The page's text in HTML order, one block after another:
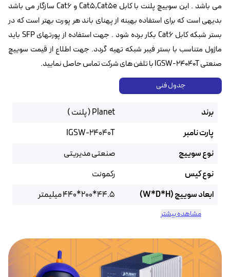
می باشد . این سوییچ پلنت با کابل Cat5,Cat5e و Cat6 سازگار می باشد
بدیهی است که برای استفاده بهینه از پهنای باند هر پورت بهتر است که در
بستر شبکه کابل Cat6 بکار برده شود . جهت استفاده از پورتهای SFP باید
ماژول متناسب با بستر فیبر شبکه تهیه گردد. جهت اطلاع از قیمت سوییچ
صنعتی IGSW-24040T با تلفن های شرکت تماس حاصل نمایید.
جدول فنی
برند
Planet ( پلنت )
پارت نامبر
IGSW-24040T
نوع سوییچ
صنعتی مدیریتی
نوع کیس
رکمونت
ابعاد سوییچ (W*D*H)
44.5*200*440 میلیمتر
مشاهده بیشتر